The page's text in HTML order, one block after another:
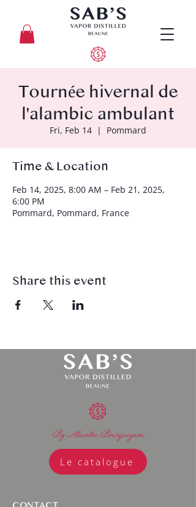
Tournée hivernal de
l'alambic ambulant
Fri, Feb 14
  |
Pommard
Time & Location
Feb 14, 2025, 8:00 AM – Feb 21, 2025,
6:00 PM
Pommard, Pommard, France
Share this event
By Alambic Bourguignon
Le catalogue